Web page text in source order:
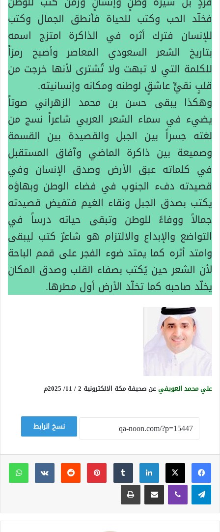
فخلّد الحب وكتب للحياة فأنطق الجمال وكتب
للإنسان فترك أثره في الذاكرة امتزج اسمه
بتاريخ الشعر السعودي المعاصر وأصبح رمزاً
للكلمة التي لا تبهت ولا تُشترى لأنها خرجت من
قلبٍ نقيٍّ عاشقٍ لوطنه ومكانه وإنسانيته.
وهكذا يبقى حسن بن محمد الزهراني صوتاً
يضيء في سماء الشعر العربي شاعراً نسج من
لغته جسراً بين الجبل والقصيدة بين القسمة
وصميعة بين ذاكرة الماضي وآفاق المستقبل
في كلماته عبق الأرض وصدق الإنسان وفي
قصيدته دفء الجنوب في فضاء الوطن وبهاؤه
يكتب بصدق الجبل ونقاء الغيم فتفيض قصيدته
جمالاً ووفاءً للوطن وتبقى حياته درساً في
التواضع والإبداع والالتزام هو شاعرٌ كتب ليبقى
وامتد أثره كما يمتد ضوء الفجر على قمم الباحة
لأن الشعر حين يُكتب بصفاء القلب وصدق المكان
يخلّد صاحبه كما تخلّد الأرض أول مطرها.
علي محمد العويفيعن صحيفة مكة الالكترونية 2 / 11/ 2025م
نسخ الرابط
لينكدإن ‏Tumblr بينتيريست
‏Reddit
‏VKontakte
تيلقرام ڤايبر مشاركة عبر البريد طباعة